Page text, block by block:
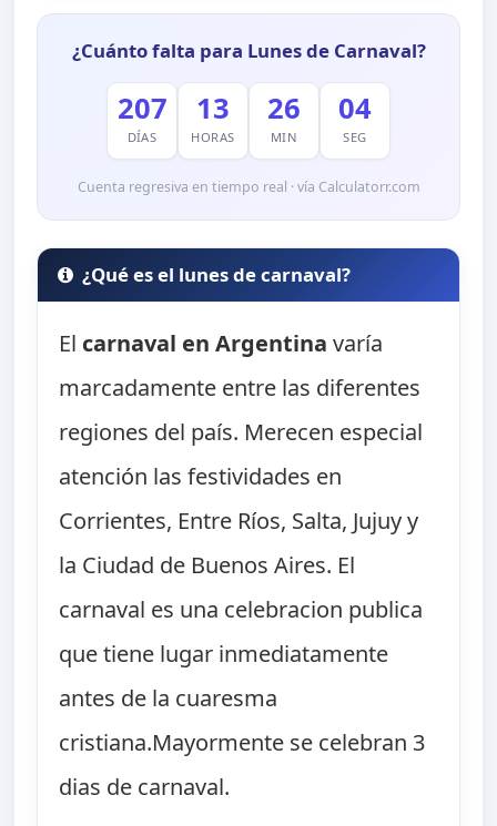
¿Cuánto falta para Lunes de Carnaval?
207
DÍAS
13
HORAS
26
MIN
03
SEG
Cuenta regresiva en tiempo real · vía Calculatorr.com
¿Qué es el lunes de carnaval?
El carnaval en Argentina varía
marcadamente entre las diferentes
regiones del país. Merecen especial
atención las festividades en
Corrientes, Entre Ríos, Salta, Jujuy y
la Ciudad de Buenos Aires. El
carnaval es una celebracion publica
que tiene lugar inmediatamente
antes de la cuaresma
cristiana.Mayormente se celebran 3
dias de carnaval.